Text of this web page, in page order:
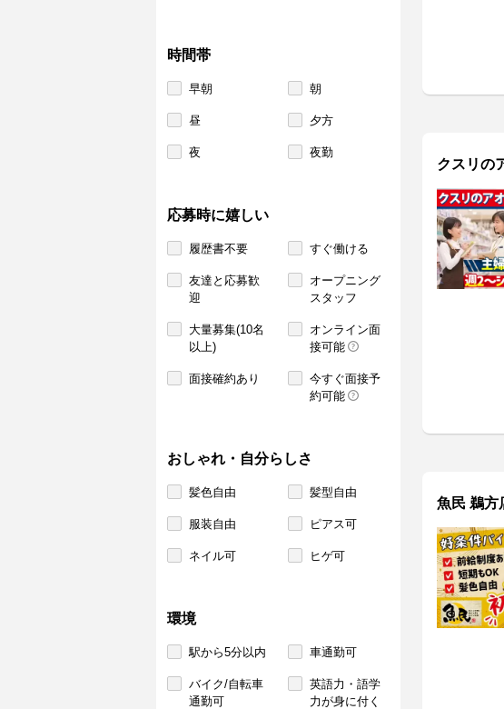
時間帯
早朝 朝
昼 夕方
夜 夜勤
応募時に嬉しい
履歴書不要 すぐ働ける
友達と応募歓
迎
オープニング
スタッフ
大量募集(10名
以上)
オンライン面
接可能
面接確約あり
今すぐ面接予
約可能
おしゃれ・自分らしさ
髪色自由 髪型自由
服装自由 ピアス可
ネイル可 ヒゲ可
環境
駅から5分以内 車通勤可
バイク/自転車
通勤可
英語力・語学
力が身に付く
クスリの
魚民 鵜方